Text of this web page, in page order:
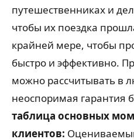
путешественниках и
чтобы их поездка
крайней мере, чтобы
быстро и эффективно.
можно рассчитывать в
неоспоримая гарантия
таблица основных
клиентов: